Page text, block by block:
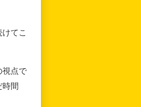
てこ
視点で
時間